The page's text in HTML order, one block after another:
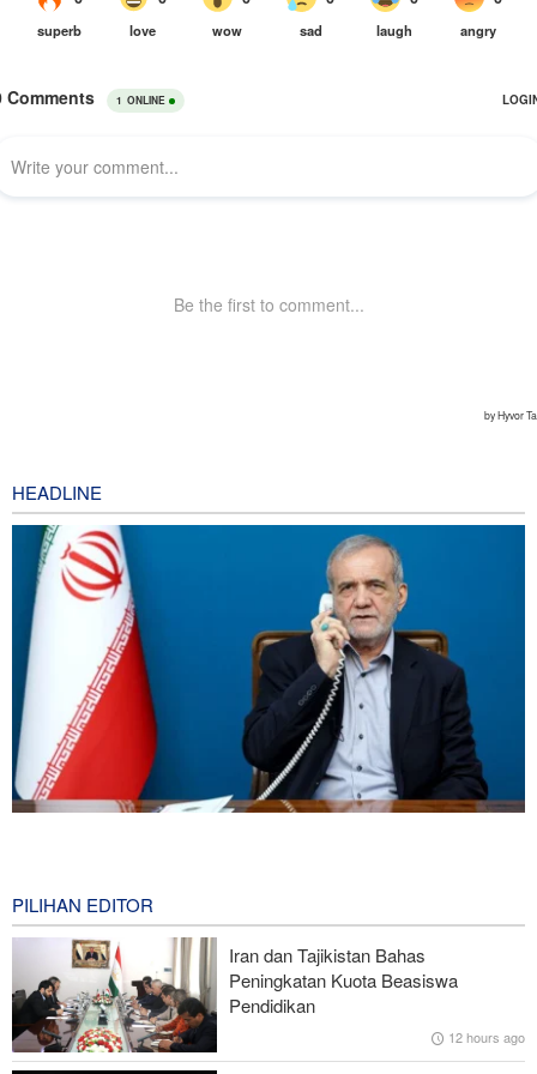
HEADLINE
Skandal Persenjataan: Dokumen Bocor Ungkap Penjualan Drone
dan Rudal Israel ke UEA Miliaran Dolar
Legislator Iran: AS Akan Segera Diusir dari Kawasan dan Semua
Pangkalan Terorisnya!
PILIHAN EDITOR
Iran dan Tajikistan Bahas
Peningkatan Kuota Beasiswa
Pendidikan
12 hours ago